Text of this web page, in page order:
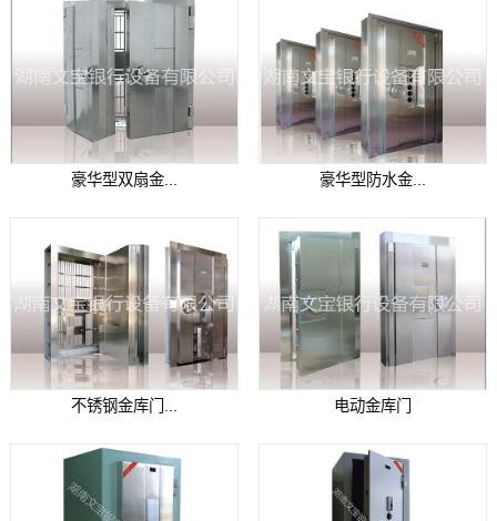
豪华型双扇金... 豪华型防水金...
不锈钢金库门... 电动金库门